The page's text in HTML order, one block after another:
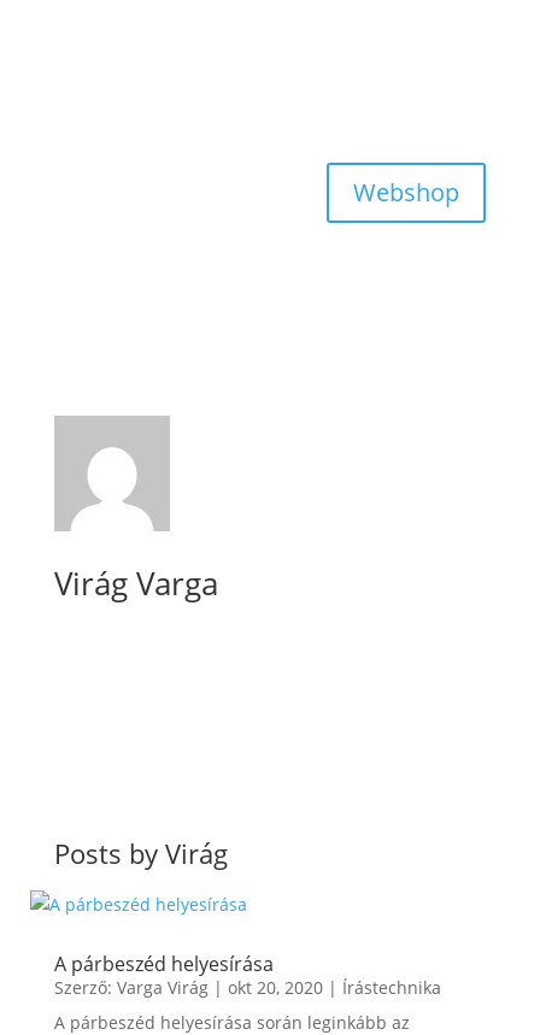
Webshop
Virág Varga
Posts by Virág
A párbeszéd helyesírása
Szerző: Varga Virág| okt 20, 2020| Írástechnika
A párbeszéd helyesírása során leginkább az